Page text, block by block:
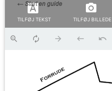
TILFØJ TEKST TILFØJ BILLEDE